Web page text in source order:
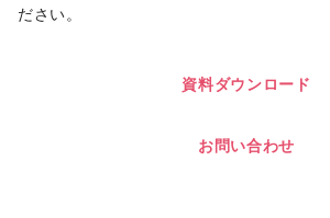
ださい。
資料ダウ ン ロ ー ド
お 問 い合わせ